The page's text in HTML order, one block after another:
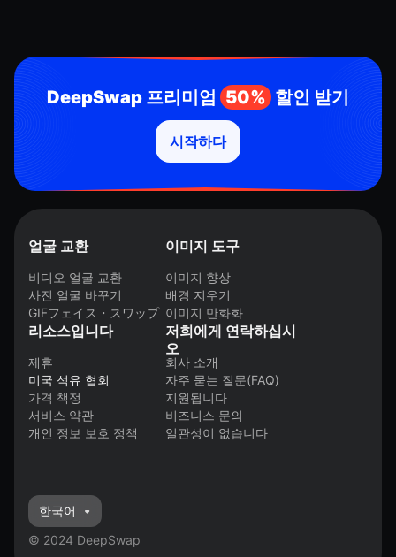
DeepSwap 프리미엄 50% 할인 받기
시작하다
얼굴 교환
비디오 얼굴 교환
사진 얼굴 바꾸기
GIFフェイス・スワップ
이미지 도구
이미지 향상
배경 지우기
이미지 만화화
리소스입니다
제휴
미국 석유 협회
가격 책정
서비스 약관
개인 정보 보호 정책
저희에게 연락하십시
오
회사 소개
자주 묻는 질문(FAQ)
지원됩니다
비즈니스 문의
일관성이 없습니다
© 2024 DeepSwap
한국어